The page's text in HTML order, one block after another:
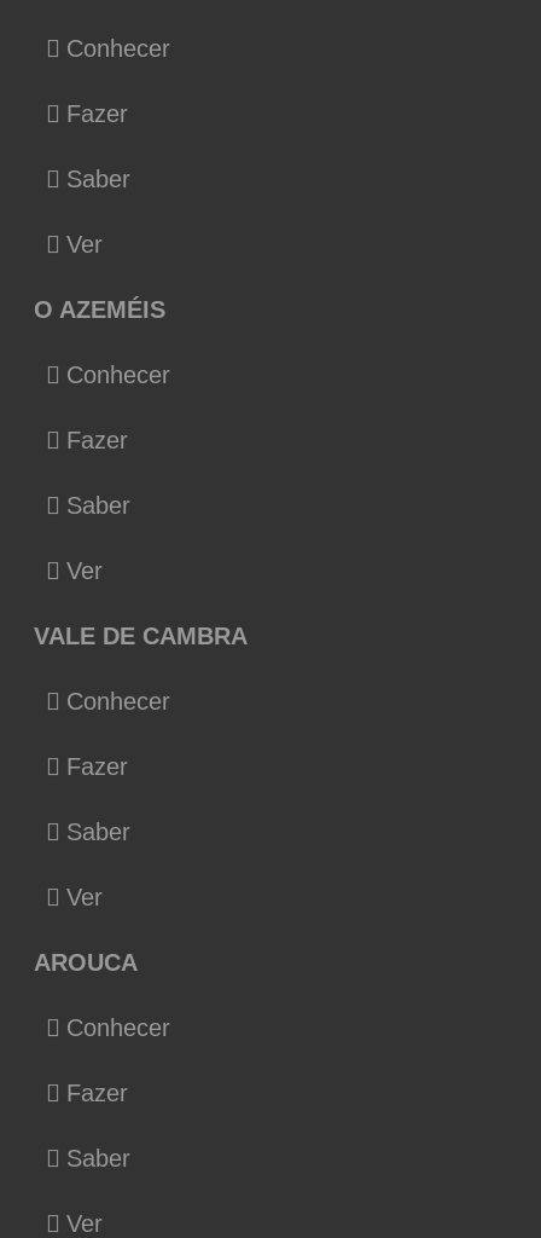
Conhecer
Fazer
Saber
Ver
O AZEMÉIS
Conhecer
Fazer
Saber
Ver
VALE DE CAMBRA
Conhecer
Fazer
Saber
Ver
AROUCA
Conhecer
Fazer
Saber
Ver